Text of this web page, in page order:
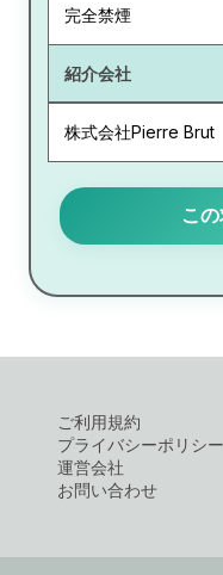
完全禁煙
紹介会社
株式会社Pierre Brut
こ
ご利用規約
プライバシーポリシー
運営会社
お問い合わせ